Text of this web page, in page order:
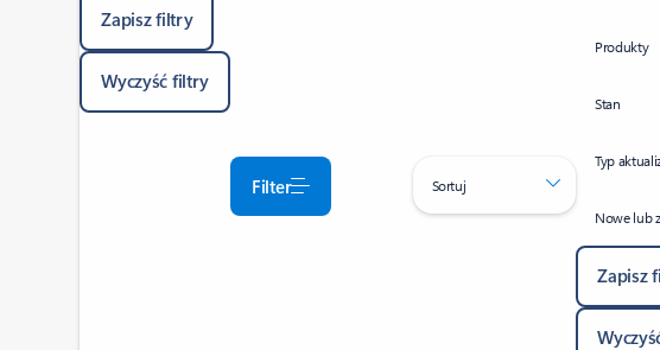
Zapisz filtry
Wyczyść filtry
Filter Sortuj
Produkty
Stan
Typ
Nowe lub
Zapisz